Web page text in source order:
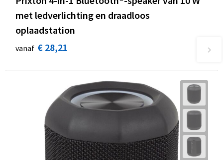
met ledverlichting en draadloos
oplaadstation
vanaf € 28,21